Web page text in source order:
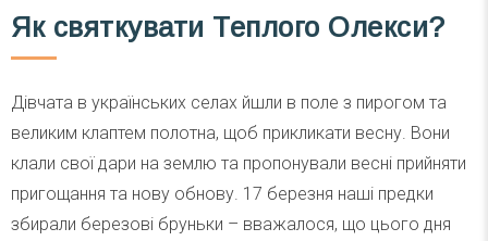
Як святкувати Теплого Олекси?
Дівчата в українських селах йшли в поле з пирогом та
великим клаптем полотна, щоб прикликати весну. Вони
клали свої дари на землю та пропонували весні прийняти
пригощання та нову обнову. 17 березня наші предки
збирали березові бруньки – вважалося, що цього дня